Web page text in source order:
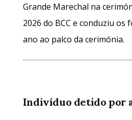
Grande Marechal na
2026 do BCC e conduziu os
ano ao palco da cerimónia.
Indivíduo detido por